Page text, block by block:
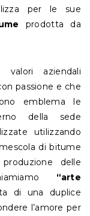
per le sue
prodotta da
aziendali
passione e che
emblema le
della sede
utilizzando
di bitume
delle
“arte
di una duplice
l’amore per